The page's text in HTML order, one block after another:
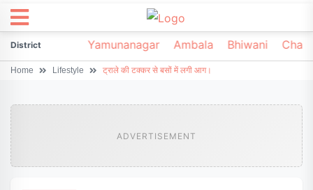
DistrictSonipat Yamunanagar Ambala Bhiwani
Home Lifestyle ट्राले की टक्कर से बसों में लगी आग।
ADVERTISEMENT